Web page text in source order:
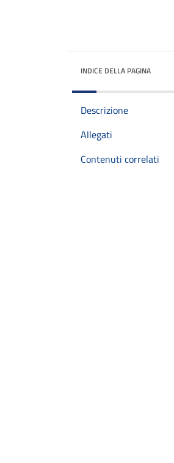
INDICE DELLA PAGINA
Descrizione
Allegati
Contenuti correlati